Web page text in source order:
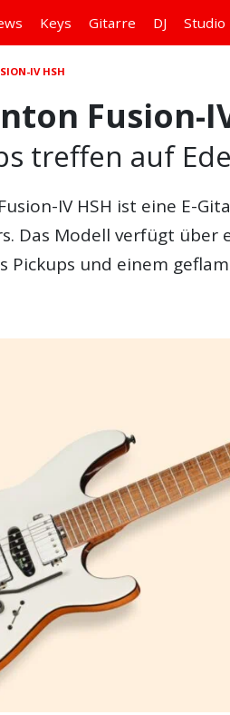
Keys Gitarre DJ Studio
IV HSH
Fusion-
treffen auf
IV HSH ist eine E-
Das Modell verfügt über
Pickups und einem